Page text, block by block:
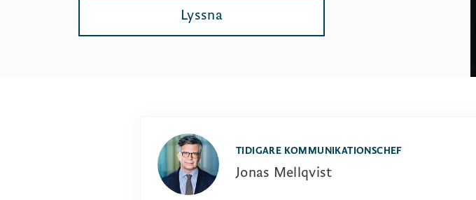
Lyssna
TIDIGARE KOMMUNIKATIONSCHEF
Jonas Mellqvist